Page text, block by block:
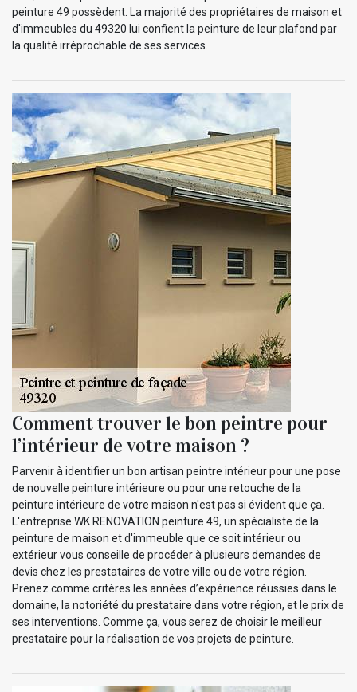
peinture 49 possèdent. La majorité des propriétaires de maison et
d'immeubles du 49320 lui confient la peinture de leur plafond par
la qualité irréprochable de ses services.
Comment trouver le bon peintre pour
l’intérieur de votre maison ?
Parvenir à identifier un bon artisan peintre intérieur pour une pose
de nouvelle peinture intérieure ou pour une retouche de la
peinture intérieure de votre maison n'est pas si évident que ça.
L'entreprise WK RENOVATION peinture 49, un spécialiste de la
peinture de maison et d'immeuble que ce soit intérieur ou
extérieur vous conseille de procéder à plusieurs demandes de
devis chez les prestataires de votre ville ou de votre région.
Prenez comme critères les années d’expérience réussies dans le
domaine, la notoriété du prestataire dans votre région, et le prix de
ses interventions. Comme ça, vous serez de choisir le meilleur
prestataire pour la réalisation de vos projets de peinture.